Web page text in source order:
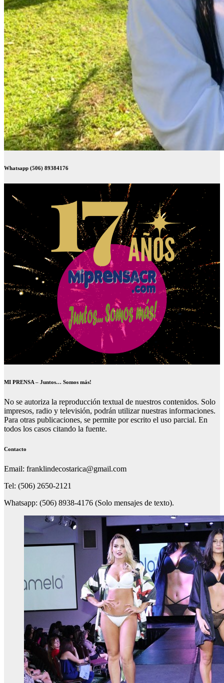
Whatsapp (506) 89384176
MI PRENSA – Juntos… Somos más!
No se autoriza la reproducción textual de nuestros contenidos. Solo
impresos, radio y televisión, podrán utilizar nuestras informaciones.
Para otras publicaciones, se permite por escrito el uso parcial. En
todos los casos citando la fuente.
Contacto
Email: franklindecostarica@gmail.com
Tel: (506) 2650-2121
Whatsapp: (506) 8938-4176 (Solo mensajes de texto).